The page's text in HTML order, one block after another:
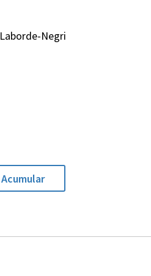
Negri
Acumular